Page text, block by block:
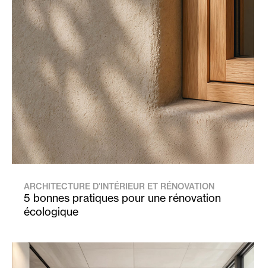
ARCHITECTURE D'INTÉRIEUR ET RÉNOVATION
5 bonnes pratiques pour une rénovation
écologique